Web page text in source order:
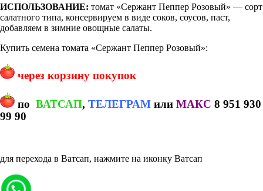
ИСПОЛЬЗОВАНИЕ: томат «Сержант Пеппер Розовый» — сорт
салатного типа, консервируем в виде соков, соусов, паст,
добавляем в зимние овощные салаты.
Купить семена томата «Сержант Пеппер Розовый»:
через корзину покупок
по ВАТСАП, ТЕЛЕГРАМ или МАКС 8 951 930
99 90
для перехода в Ватсап, нажмите на иконку Ватсап